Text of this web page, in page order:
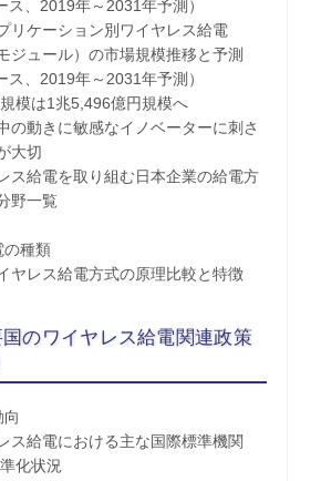
、2019年～2031年予測）
ケーション別ワイヤレス給電
ュール）の市場規模推移と予測
、2019年～2031年予測）
は1兆5,496億円規模へ
動きに敏感なイノベーターに刺さ
大切
給電を取り組む日本企業の給電方
野一覧
の種類
レス給電方式の原理比較と特徴
のワイヤレス給電関連政策
給電における主な国際標準機関
化状況